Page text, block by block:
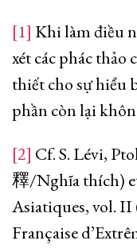
[1] Khi làm điều
xét các phác thảo
thiết cho sự hiểu
phần còn lại
[2] Cf. S. Lévi,
釋/Nghĩa thích)
Asiatiques, vol. II
Française